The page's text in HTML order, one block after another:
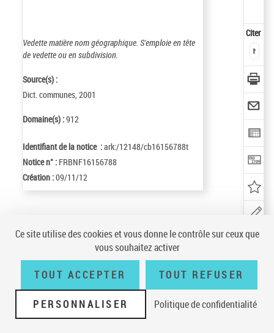
Vedette matière nom géographique. S'emploie en tête
de vedette ou en subdivision.
Source(s) :
Dict. communes, 2001
Domaine(s) :912
Identifiant de la notice :ark:/12148/cb16156788t
Notice n° : FRBNF16156788
Création :09/11/12
Citer
Conditions générales d'utilisation | A propos | Plan du site
Écrire à la
Ce site utilise des cookies et vous donne le contrôle sur ceux que
vous souhaitez activer
TOUT ACCEPTER TOUT REFUSER
PERSONNALISER Politique de confidentialité